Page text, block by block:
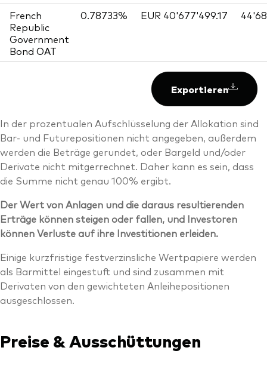
French
Republic
Government
Bond OAT
0.78733% EUR 40'677'499.17
Exportieren
In der prozentualen Aufschlüsselung der Allokation sind
Bar- und Futurepositionen nicht angegeben, außerdem
werden die Beträge gerundet, oder Bargeld und/oder
Derivate nicht mitgerrechnet. Daher kann es sein, dass
die Summe nicht genau 100% ergibt.
Der Wert von Anlagen und die daraus resultierenden
Erträge können steigen oder fallen, und Investoren
können Verluste auf ihre Investitionen erleiden.
Einige kurzfristige festverzinsliche Wertpapiere werden
als Barmittel eingestuft und sind zusammen mit
Derivaten von den gewichteten Anleihepositionen
ausgeschlossen.
Preise & Ausschüttungen